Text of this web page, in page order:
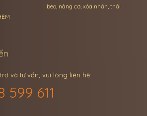
béo, nâng cơ, xóa nhăn, thải
và tư vấn, vui lòng liên hệ:
599 611